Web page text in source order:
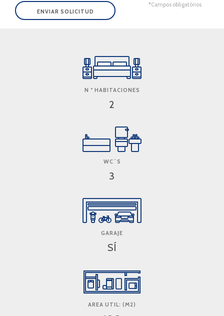
*Campos obligatórios
N º HABITACIONES
2
WC´S
3
GARAJE
SÍ
AREA UTIL: (M2)